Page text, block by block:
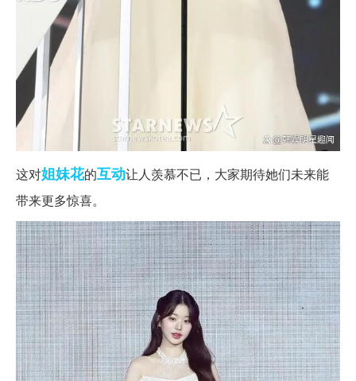
这对姐妹花的互动让人羡慕不已，大家期待她们未来能
带来更多惊喜。